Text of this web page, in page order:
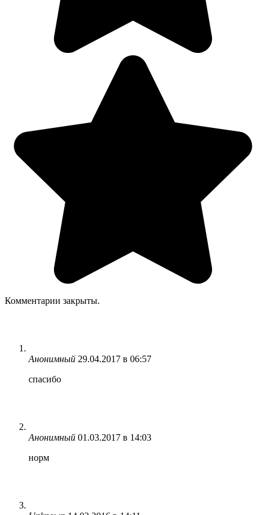
Комментарии закрыты.
Анонимный 29.04.2017 в 06:57
спасибо
Анонимный 01.03.2017 в 14:03
норм